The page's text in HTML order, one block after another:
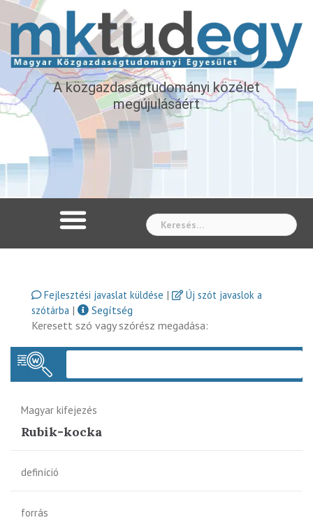
A közgazdaságtudományi közélet
megújulásáért
Fejlesztési javaslat küldése |
Új szót javaslok a
szótárba |
Segítség
Keresett szó vagy szórész megadása:
Magyar kifejezés
Rubik-kocka
definíció
forrás